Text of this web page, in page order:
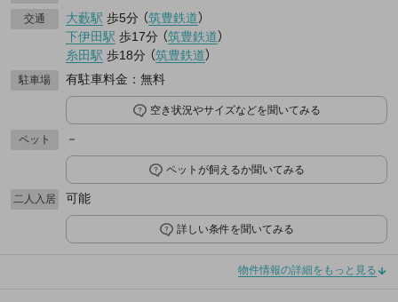
交通 大藪駅 歩5分 （筑豊鉄道）
下伊田駅 歩17分 （筑豊鉄道）
糸田駅 歩18分 （筑豊鉄道）
駐車場 有駐車料金：無料
空き状況やサイズなどを聞いてみる
ペット －
ペットが飼えるか聞いてみる
二人入居 可能
詳しい条件を聞いてみる
物件情報の詳細をもっと見る